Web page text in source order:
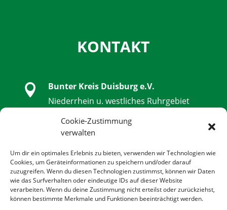
Cookie-Zustimmung
verwalten
Um dir ein optimales Erlebnis zu bieten, verwenden wir Technologien wie
Cookies, um Geräteinformationen zu speichern und/oder darauf
zuzugreifen. Wenn du diesen Technologien zustimmst, können wir Daten
wie das Surfverhalten oder eindeutige IDs auf dieser Website
verarbeiten. Wenn du deine Zustimmung nicht erteilst oder zurückziehst,
können bestimmte Merkmale und Funktionen beeinträchtigt werden.
KONTAKT

Bunter Kreis Duisburg e.V.
Niederrhein u. westliches Ruhrgebiet
 0203 - 9 85 79 14 - 14